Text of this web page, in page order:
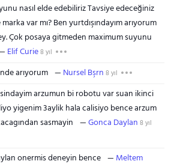
nasıl elde edebiliriz Tavsiye edeceğiniz
var mı? Ben yurtdışındayım arıyorum
Çok posaya gitmeden maximum suyunu
Elif Curie8 yıl
arıyorum Nursel Bşrn 8 yıl
arzumun bi robotu var suan ikinci
yigenim 3aylik hala calisiyo bence arzum
sasmayin
Gonca Daylan 8 yıl
onermis deneyin bence
Meltem